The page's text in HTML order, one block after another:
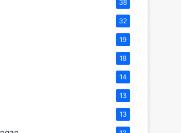
38
32
19
18
14
13
13